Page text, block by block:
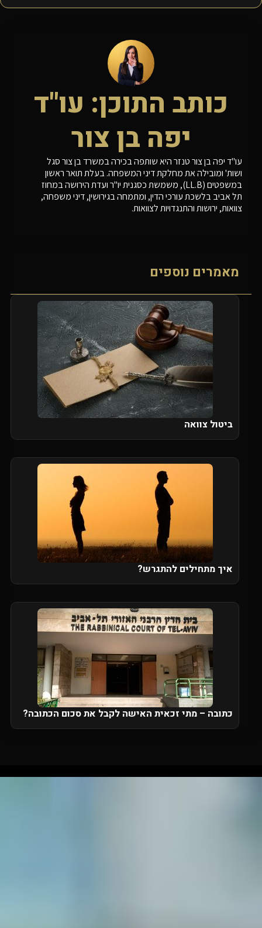
כותב התוכן: עו"ד
יפה בן צור
עו"ד יפה בן צור טנזר היא שותפה בכירה במשרד בן צור סגל
ושות' ומובילה את מחלקת דיני המשפחה. בעלת תואר ראשון
במשפטים (LL.B), משמשת כסגנית יו"ר ועדת הירושה במחוז
תל אביב בלשכת עורכי הדין, ומתמחה בגירושין, דיני משפחה,
צוואות, ירושות והתנגדויות לצוואות.
מאמרים נוספים
ביטול צוואה
איך מתחילים להתגרש?
כתובה – מתי זכאית האישה לקבל את סכום הכתובה?